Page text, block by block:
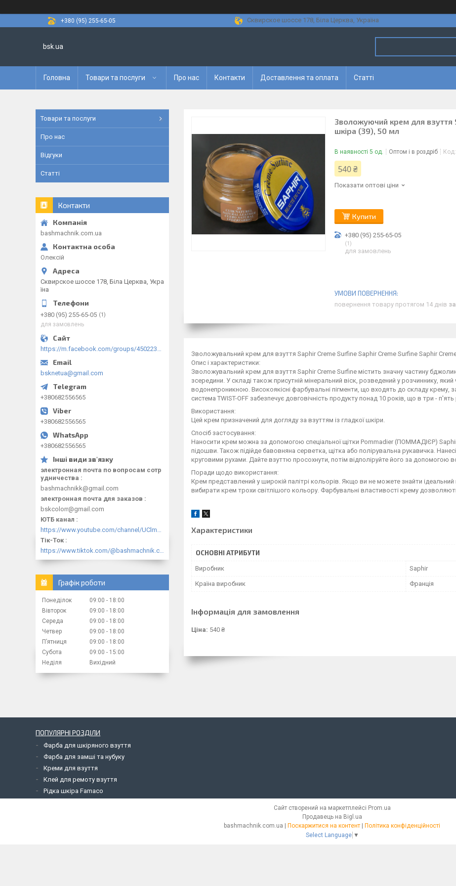
+380 (95) 255-65-05
Сквирское шоссе 178, Біла Церква, Україна
bsk.ua
Головна Товари та послуги Про нас Контакти Доставлення та оплата Статті
Зволожуючий крем для взуття
шкіра (39), 50 мл
В наявності 5 од. Оптом і в роздріб Код:
540 ₴
Показати оптові ціни
Купити
+380 (95) 255-65-05
1
для замовлень
повернення товару протягом 14 днів
Зволожувальний крем для взуття Saphir Creme Surfine Saphir Creme Surfine Saphir
Опис і характеристики:
Зволожувальний крем для взуття Saphir Creme Surfine містить значну частину
зсередини. У складі також присутній мінеральний віск, розведений у розчиннику, який
водонепроникною. Високоякісні фарбувальні пігменти, що входять до складу крему,
система TWIST-OFF забезпечує довговічність продукту понад 10 років, що в три -
Використання:
Цей крем призначений для догляду за взуттям із гладкої шкіри.
Спосіб застосування:
Наносити крем можна за допомогою спеціальної щітки Pommadier (ПОММАДІЄР)
підошви. Також підійде бавовняна серветка, щітка або полірувальна рукавичка.
круговими рухами. Дайте взуттю просохнути, потім відполіруйте його за допомогою
Поради щодо використання:
Крем представлений у широкій палітрі кольорів. Якщо ви не можете знайти
вибирати крем трохи світлішого кольору. Фарбувальні властивості крему
Характеристики
ОСНОВНІ АТРИБУТИ
Виробник Saphir
Країна виробник Франція
Інформація для замовлення
Ціна: 540 ₴
Товари та послуги
Про нас
Відгуки
Статті
Контакти
bashmachnik.com.ua
Олексій
Сквирское шоссе 178, Біла Церква, Укра
їна
+380 (95) 255-65-05 1
для замовлень
https://m.facebook.com/groups/450223289123148/?ref=group_browse
bsknetua@gmail.com
+380682556565
+380682556565
+380682556565
электронная почта по вопросам сотр
удничества
bashmachnikk@gmail.com
электронная почта для заказов
bskcolorr@gmail.com
ЮТБ канал
https://www.youtube.com/channel/UClmpExjfqH65_PkVWCmgPbQ
Тік-Ток
https://www.tiktok.com/@bashmachnik.com.ua
Графік роботи
Понеділок 09:00
18:00
Вівторок
09:00
18:00
Середа
09:00
18:00
Четвер
09:00
18:00
Пʼятниця
09:00
18:00
Субота
09:00
15:00
Неділя
Вихідний
ПОПУЛЯРНІ РОЗДІЛИ
Фарба для шкіряного взуття
Фарба для замші та нубуку
Креми для взуття
Клей для ремоту взуття
Рідка шкіра Famaco
Сайт створений на маркетплейсі Prom.ua
Продавець на Bigl.ua
Поскаржитися на контент
Політика конфіденційності
Select Language ▼